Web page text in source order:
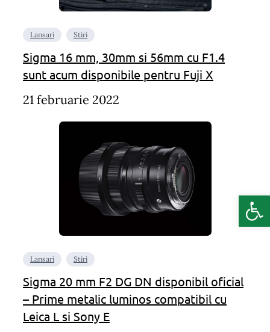
Lansari Stiri
Sigma 16 mm, 30mm si 56mm cu F1.4
sunt acum disponibile pentru Fuji X
21 februarie 2022
Lansari Stiri
Sigma 20 mm F2 DG DN disponibil oficial
– Prime metalic luminos compatibil cu
Leica L si Sony E